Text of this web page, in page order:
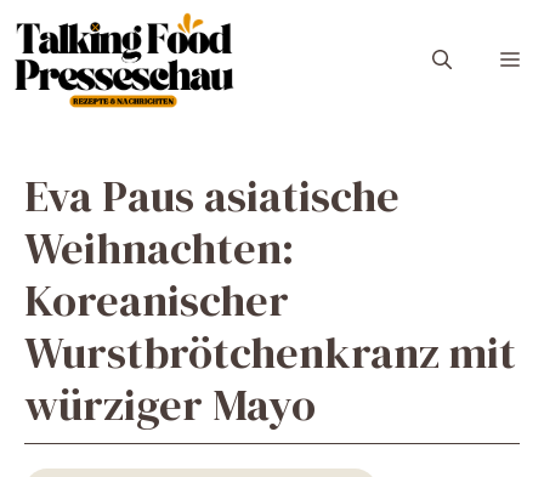
Inhalt
springen
Eva Paus asiatische
Weihnachten:
Koreanischer
Wurstbrötchenkranz mit
würziger Mayo